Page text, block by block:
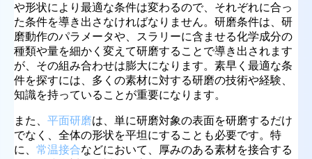
や形状により最適な条件は変わるので、それぞれに合っ
た条件を導き出さなければなりません。研磨条件は、研
磨動作のパラメータや、スラリーに含ませる化学成分の
種類や量を細かく変えて研磨することで導き出されます
が、その組み合わせは膨大になります。素早く最適な条
件を探すには、多くの素材に対する研磨の技術や経験、
知識を持っていることが重要になります。
また、 平面研磨は、単に研磨対象の表面を研磨するだけ
でなく、全体の形状を平坦にすることも必要です。特
に、 常温接合などにおいて、厚みのある素材を接合する